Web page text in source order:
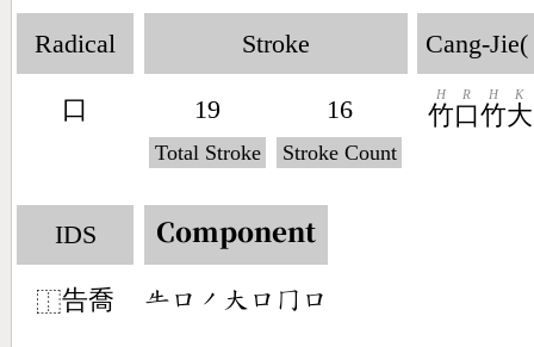
Radical
口
Stroke
19
Total Stroke
16
Stroke Count
Cang-Jie(
竹
H
口
R
竹
H
大
K
IDS
⿰告喬
Component
󶃡󶁶󶀄󶁨󶁶󶀦󶁶